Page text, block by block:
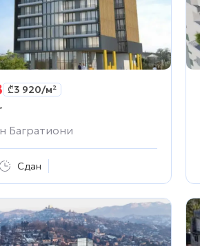
₾3 920/м²
Багратиони
Сдан